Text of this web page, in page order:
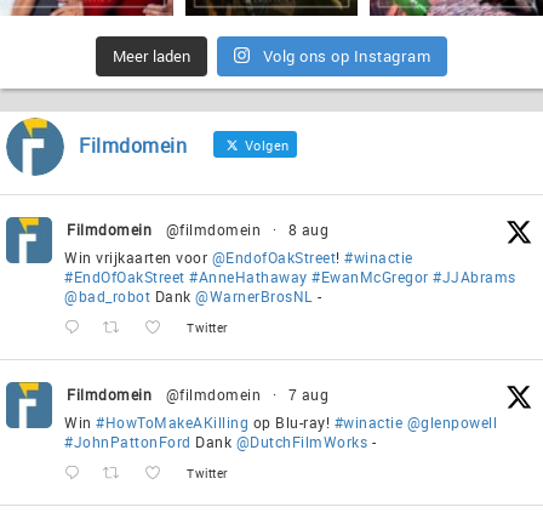
Meer laden Volg ons op Instagram
Filmdomein Volgen
Filmdomein @filmdomein ·
8 aug
Win vrijkaarten voor @EndofOakStreet! #winactie
#EndOfOakStreet #AnneHathaway #EwanMcGregor #JJAbrams
@bad_robot Dank @WarnerBrosNL -
Twitter
Filmdomein @filmdomein ·
7 aug
Win #HowToMakeAKilling op Blu-ray! #winactie @glenpowell
#JohnPattonFord Dank @DutchFilmWorks -
Twitter